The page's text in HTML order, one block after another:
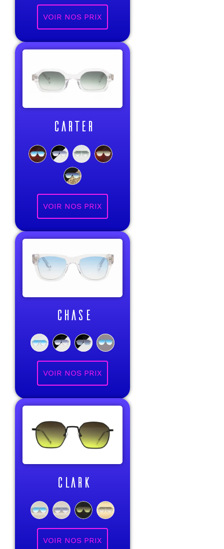
VOIR NOS PRIX
CARTER
VOIR NOS PRIX
CHASE
VOIR NOS PRIX
CLARK
VOIR NOS PRIX